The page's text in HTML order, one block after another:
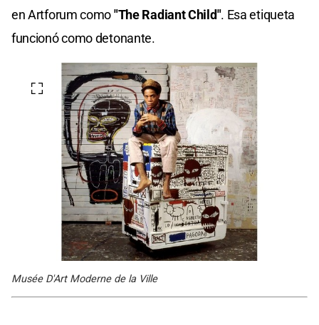
en Artforum como"The Radiant Child". Esa etiqueta
funcionó como detonante.
Musée D'Art Moderne de la Ville